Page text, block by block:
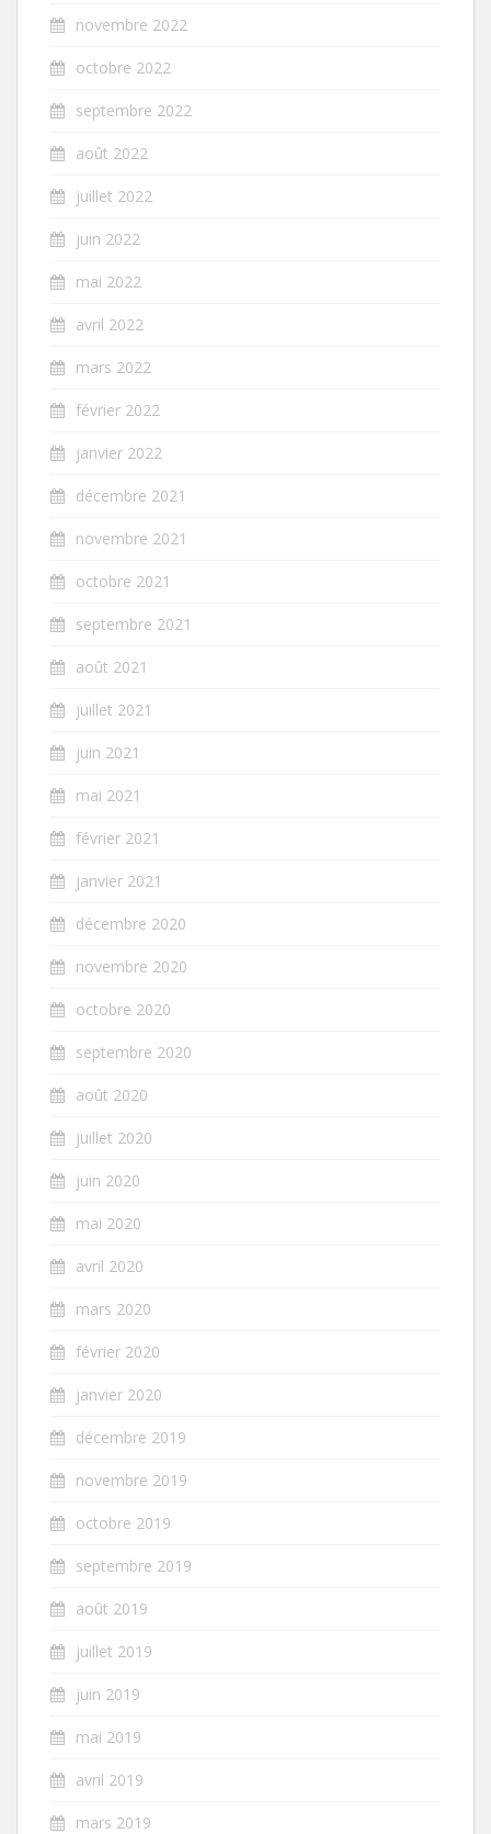
novembre 2022
octobre 2022
septembre 2022
août 2022
juillet 2022
juin 2022
mai 2022
avril 2022
mars 2022
février 2022
janvier 2022
décembre 2021
novembre 2021
octobre 2021
septembre 2021
août 2021
juillet 2021
juin 2021
mai 2021
février 2021
janvier 2021
décembre 2020
novembre 2020
octobre 2020
septembre 2020
août 2020
juillet 2020
juin 2020
mai 2020
avril 2020
mars 2020
février 2020
janvier 2020
décembre 2019
novembre 2019
octobre 2019
septembre 2019
août 2019
juillet 2019
juin 2019
mai 2019
avril 2019
mars 2019